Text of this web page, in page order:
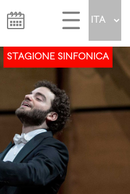
STAGIONE SINFONICA